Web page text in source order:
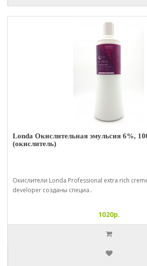
Londa Окислительная эмульсия 6%,
(окислитель)
Окислители Londa Professional extra rich
developer созданы специа..
1020р.